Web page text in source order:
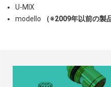
U-MIX
modello
（※2009年以前の製